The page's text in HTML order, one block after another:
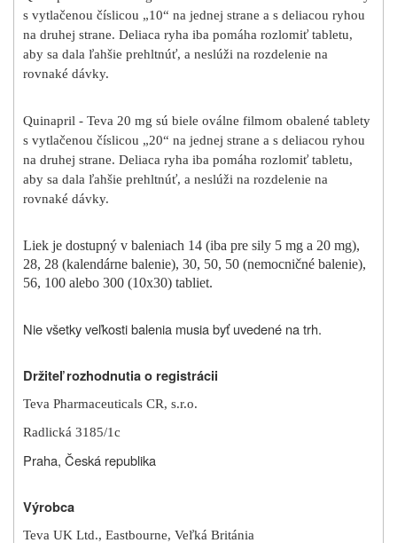
s vytlačenou číslicou „10“ na jednej strane a s deliacou ryhou
na druhej strane. Deliaca ryha iba pomáha rozlomiť tabletu,
aby sa dala ľahšie prehltnúť, a neslúži na rozdelenie na
rovnaké dávky.
Quinapril - Teva 20 mg sú biele oválne filmom obalené tablety
s vytlačenou číslicou „20“ na jednej strane a s deliacou ryhou
na druhej strane. Deliaca ryha iba pomáha rozlomiť tabletu,
aby sa dala ľahšie prehltnúť, a neslúži na rozdelenie na
rovnaké dávky.
Liek je dostupný v baleniach 14 (iba pre sily 5 mg a 20 mg),
28, 28 (kalendárne balenie), 30, 50, 50 (nemocničné balenie),
56, 100 alebo 300 (10x30) tabliet.
Nie všetky veľkosti balenia musia byť uvedené na trh.
Držiteľ rozhodnutia o registrácii
Teva Pharmaceuticals CR, s.r.o.
Radlická 3185/1c
Praha, Česká republika
Výrobca
Teva UK Ltd., Eastbourne, Veľká Británia